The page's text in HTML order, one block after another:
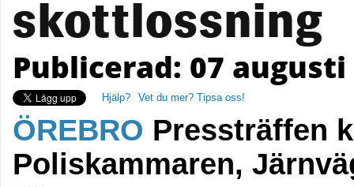
skottlossning
Publicerad: 07 augusti
Hjälp? Vet du mer? Tipsa oss!
ÖREBRO Pressträffen
Poliskammaren,